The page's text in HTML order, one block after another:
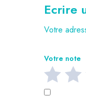
Ecrire
Votre
Votre note